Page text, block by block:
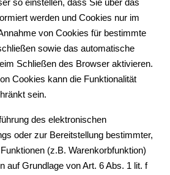
so einstellen, dass Sie über das
werden und Cookies nur im
von Cookies für bestimmte
sowie das automatische
Schließen des Browser aktivieren.
Cookies kann die Funktionalität
sein.
des elektronischen
oder zur Bereitstellung bestimmter,
(z.B. Warenkorbfunktion)
auf Grundlage von Art. 6 Abs. 1 lit. f